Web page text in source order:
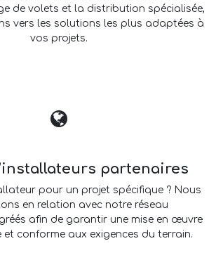
de volets et la distribution spécialisée,
vers les solutions les plus adaptées à
vos projets.
partenaires
pour un projet spécifique ? Nous
en relation avec notre réseau
afin de garantir une mise en œuvre
et conforme aux exigences du terrain.